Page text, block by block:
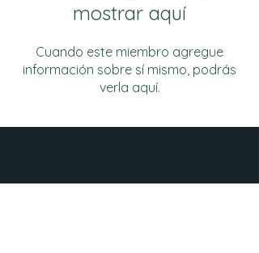
mostrar aquí
Cuando este miembro agregue
información sobre sí mismo, podrás
verla aquí.